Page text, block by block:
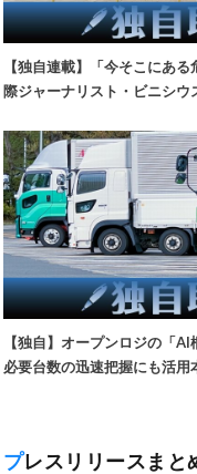
【独自連載】「今そこにあ
際ジャーナリスト・ビニシウ
【独自】オープンロジの「
必要台数の迅速把握にも活用
プレスリリースま